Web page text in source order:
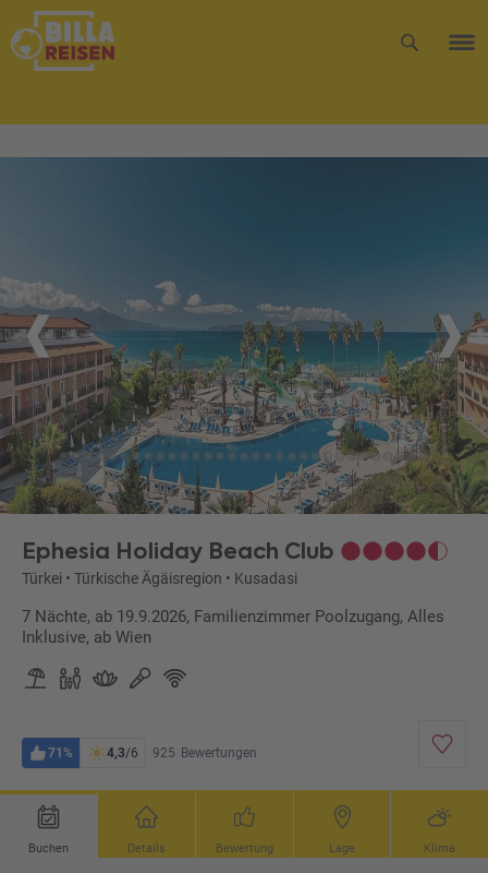
Ephesia Holiday Beach Club
Türkei • Türkische Ägäisregion • Kusadasi
7 Nächte, ab 19.9.2026, Familienzimmer Poolzugang, Alles
Inklusive, ab Wien
71% 4,3/6 925 Bewertungen
Buchen Details Bewertung Lage Klima